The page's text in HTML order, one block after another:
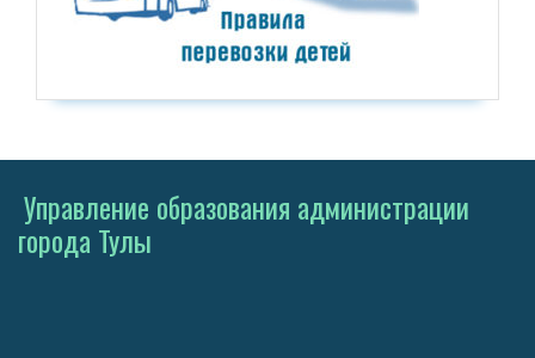
Управление образования администрации
города Тулы